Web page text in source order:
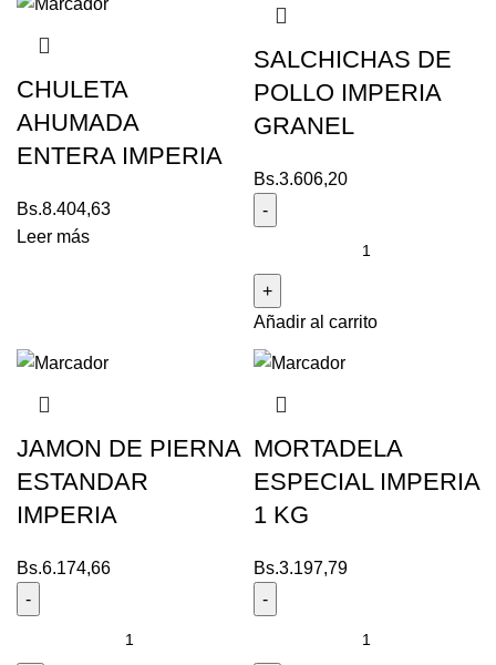
CHULETA
AHUMADA
ENTERA IMPERIA
Bs.8.404,63
Leer más
SALCHICHAS DE
POLLO IMPERIA
GRANEL
Bs.3.606,20
Añadir al carrito
JAMON DE PIERNA
ESTANDAR
IMPERIA
Bs.6.174,66
MORTADELA
ESPECIAL IMPERIA
1 KG
Bs.3.197,79